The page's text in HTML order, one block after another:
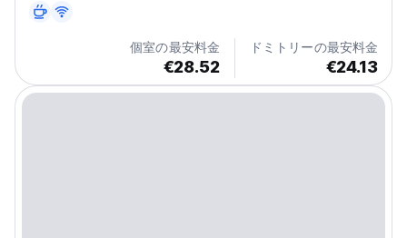
個室の最安料金
€28.52
ドミトリーの最安料金
€24.13